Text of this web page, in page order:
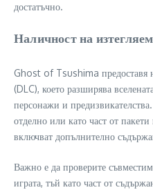
достатъчно.
Наличност на
Ghost of Tsushima предоставя
(DLC), което разширява
персонажи и
отделно или като част от
включват допълнително
Важно е да проверите
играта, тъй като част от